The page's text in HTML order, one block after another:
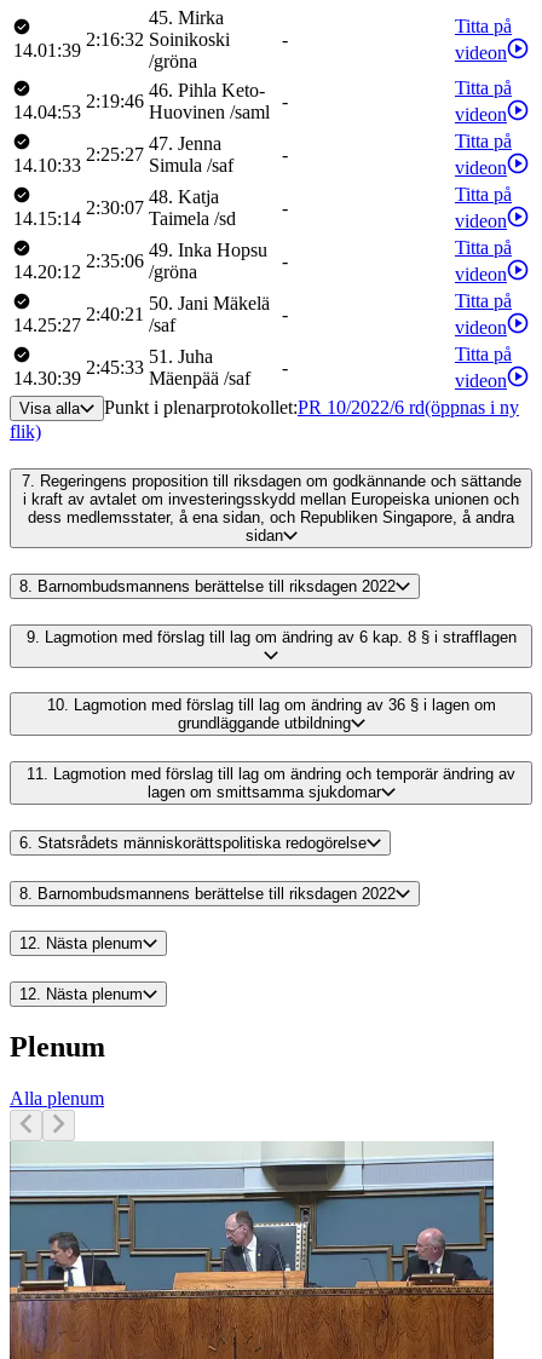
14.01:39
2:16:32
45. Mirka
Soinikoski
/gröna
-
Titta på
videon
14.04:53
2:19:46
46. Pihla Keto-
Huovinen /saml
-
Titta på
videon
14.10:33
2:25:27
47. Jenna
Simula /saf
-
Titta på
videon
14.15:14
2:30:07
48. Katja
Taimela /sd
-
Titta på
videon
14.20:12
2:35:06
49. Inka Hopsu
/gröna
-
Titta på
videon
14.25:27
2:40:21
50. Jani Mäkelä
/saf
-
Titta på
videon
14.30:39
2:45:33
51. Juha
Mäenpää /saf
-
Titta på
videon
Visa alla Punkt i plenarprotokollet:PR 10/2022/6 rd(öppnas i ny
flik)
7. Regeringens proposition till riksdagen om godkännande och sättande
i kraft av avtalet om investeringsskydd mellan Europeiska unionen och
dess medlemsstater, å ena sidan, och Republiken Singapore, å andra
sidan
8. Barnombudsmannens berättelse till riksdagen 2022
9. Lagmotion med förslag till lag om ändring av 6 kap. 8 § i strafflagen
10. Lagmotion med förslag till lag om ändring av 36 § i lagen om
grundläggande utbildning
11. Lagmotion med förslag till lag om ändring och temporär ändring av
lagen om smittsamma sjukdomar
6. Statsrådets människorättspolitiska redogörelse
8. Barnombudsmannens berättelse till riksdagen 2022
12. Nästa plenum
12. Nästa plenum
Plenum
Alla plenum